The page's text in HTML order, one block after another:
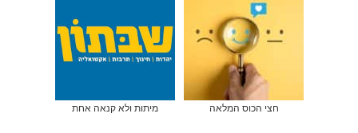
חצי הכוס המלאה מיתות ולא קנאה אחת